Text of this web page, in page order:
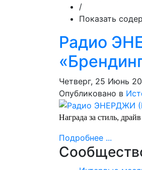
/
Показать
Радио
Четверг, 25 Июнь
Опубликовано в
Награда за стиль,
Подробнее ...